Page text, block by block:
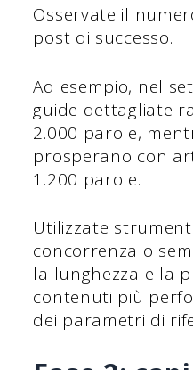
Osservate il
post di successo.
Ad esempio, nel
guide dettagliate
2.000 parole,
prosperano con
1.200 parole.
Utilizzate
concorrenza o
la lunghezza e la
contenuti più
dei parametri di